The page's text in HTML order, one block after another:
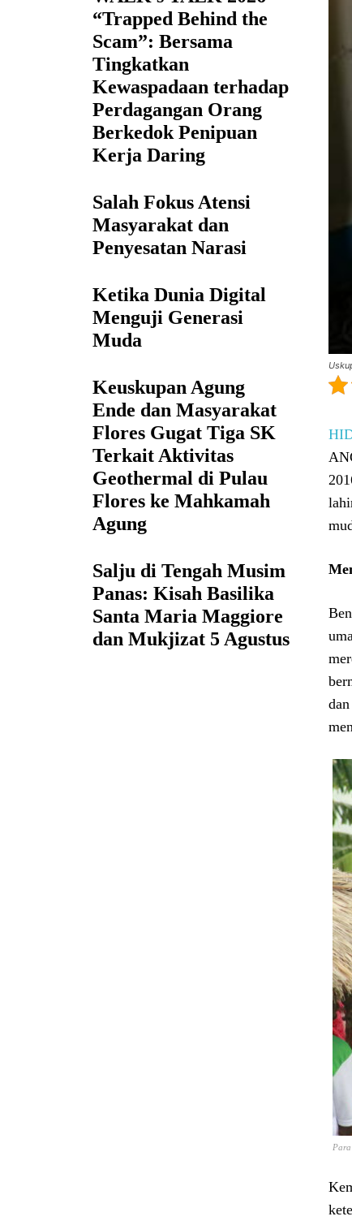
“Trapped Behind the
Scam”: Bersama
Tingkatkan
Kewaspadaan terhadap
Perdagangan Orang
Berkedok Penipuan
Kerja Daring
Salah Fokus Atensi
Masyarakat dan
Penyesatan Narasi
Ketika Dunia Digital
Menguji Generasi
Muda
Keuskupan Agung
Ende dan Masyarakat
Flores Gugat Tiga SK
Terkait Aktivitas
Geothermal di Pulau
Flores ke Mahkamah
Agung
Salju di Tengah Musim
Panas: Kisah Basilika
Santa Maria Maggiore
dan Mukjizat 5 Agustus